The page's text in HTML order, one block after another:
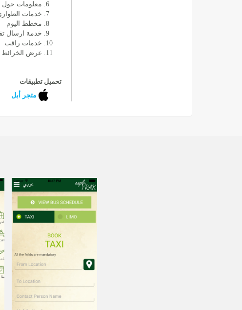
معلومات حول
خدمات
مخطط اليوم
خدمة ارسال
خدمات راقب
عرض الخرائط
تحميل تطبيقات
متجر أبل